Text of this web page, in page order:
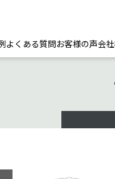
よくある質問お客様の声会